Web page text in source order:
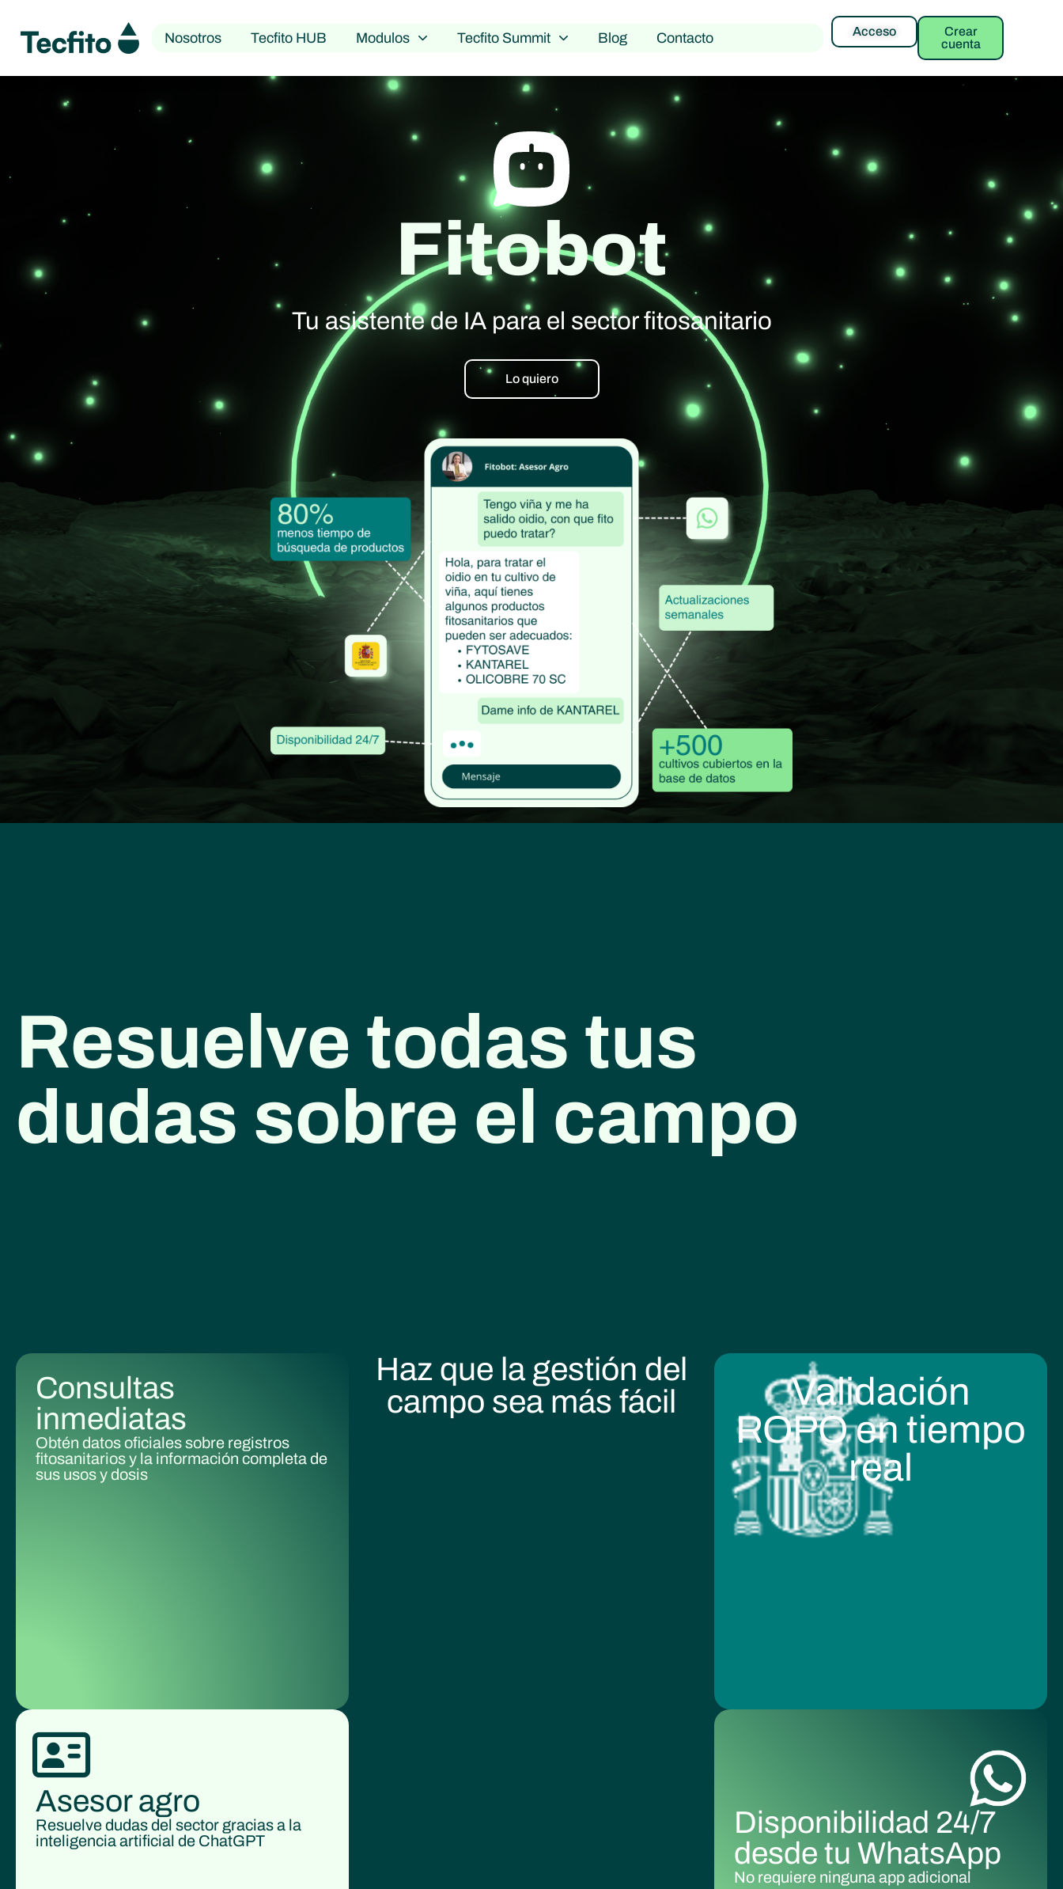
Nosotros Tecfito HUB Modulos Tecfito Summit Blog Contacto Acceso
Crear
cuenta
Fitobot
Tu asistente de IA para el sector fitosanitario
Lo quiero
Resuelve todas tus
dudas sobre el campo
Consultas
inmediatas
Obtén datos oficiales sobre registros
fitosanitarios y la información completa de
sus usos y dosis
Asesor agro
Resuelve dudas del sector gracias a la
inteligencia artificial de ChatGPT
Haz que la gestión del
campo sea más fácil
Validación
ROPO en tiempo
real
Disponibilidad 24/7
desde tu WhatsApp
No requiere ninguna app adicional